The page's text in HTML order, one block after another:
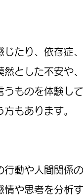
たり、依存症
とした不安や
ものを体験し
もあります。
動や人間関係
や思考を分析